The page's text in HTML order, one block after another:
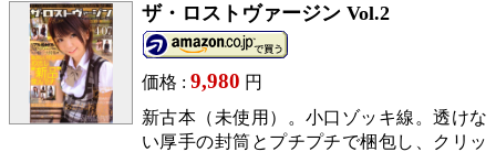
ザ・ロストヴァージン Vol.2
価格 : 9,980 円
新古本（未使用）。小口ゾッキ線。透けな
い厚手の封筒とプチプチで梱包し、クリッ